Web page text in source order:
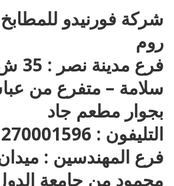
شركة فورنيدو
روم
فرع
سلامة – متفرع من
بجوار مطعم جاد
التليفون : 01270001596
فرع المهندسين :
محمود من جامعة الدول